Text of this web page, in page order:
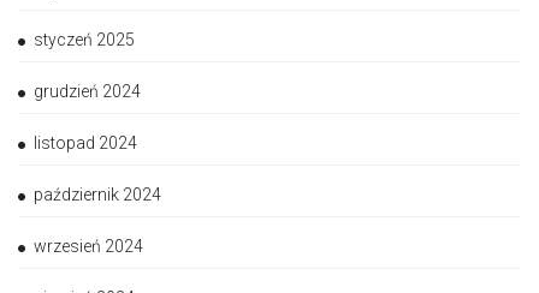
styczeń 2025
grudzień 2024
listopad 2024
październik 2024
wrzesień 2024